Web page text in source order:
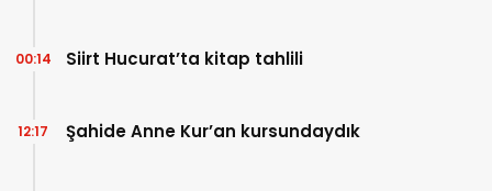
Siirt Hucurat’ta kitap tahlili
00:14
Şahide Anne Kur’an kursundaydık
12:17